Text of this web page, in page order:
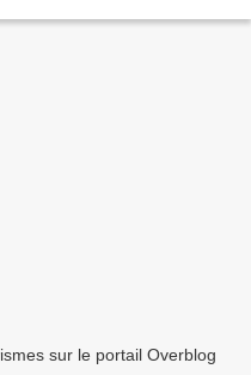
sur le portail Overblog